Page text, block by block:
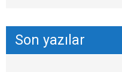
Son yazılar